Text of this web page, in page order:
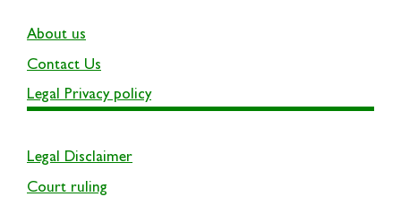
About us
Contact Us
Legal Privacy policy
Legal Disclaimer
Court ruling